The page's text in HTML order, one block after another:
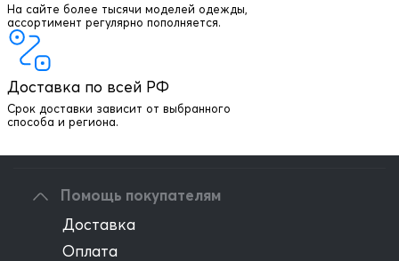
На сайте более тысячи моделей одежды,
ассортимент регулярно пополняется.
Доставка по всей РФ
Срок доставки зависит от выбранного
способа и региона.
+7 903 003 03 79
Написать директору
Помощь покупателям
Доставка
Оплата